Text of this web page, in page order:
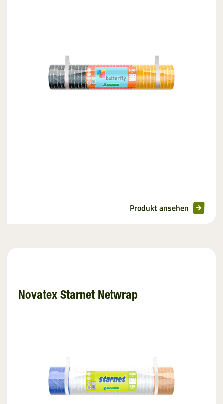
Produkt ansehen
Novatex Starnet Netwrap